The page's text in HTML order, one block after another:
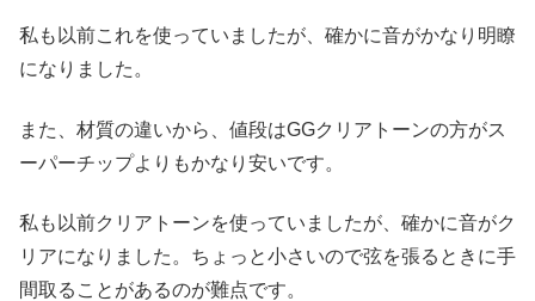
私も以前これを使っていましたが、確かに音がかなり明瞭
になりました。
また、材質の違いから、値段はGGクリアトーンの方がス
ーパーチップよりもかなり安いです。
私も以前クリアトーンを使っていましたが、確かに音がク
リアになりました。ちょっと小さいので弦を張るときに手
間取ることがあるのが難点です。